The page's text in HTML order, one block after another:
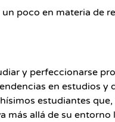
poco en materia de
y perfeccionarse
en estudios y
estudiantes
más allá de su entorno